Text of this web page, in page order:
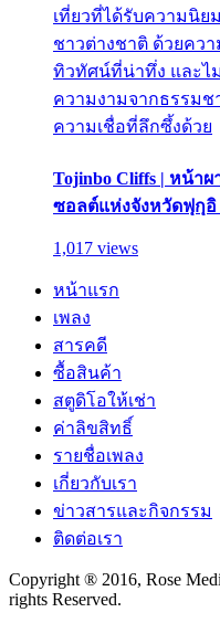
เที่ยวที่ได้รับความนิย
ชาวต่างชาติ ด้วยคว
ทิวทัศน์ที่น่าทึ่ง และไ
ความงามจากธรรมช
ความเชื่อที่ลึกซึ้งด้วย
Tojinbo Cliffs | หน้า
ซอลต์แห่งจังหวัดฟุกุ
1,017 views
หน้าแรก
เพลง
สารคดี
ซื้อสินค้า
สตูดิโอให้เช่า
ค่าลิขสิทธิ์
รายชื่อเพลง
เกี่ยวกับเรา
ข่าวสารและกิจกรรม
ติดต่อเรา
Copyright ® 2016, Rose
rights Reserved.